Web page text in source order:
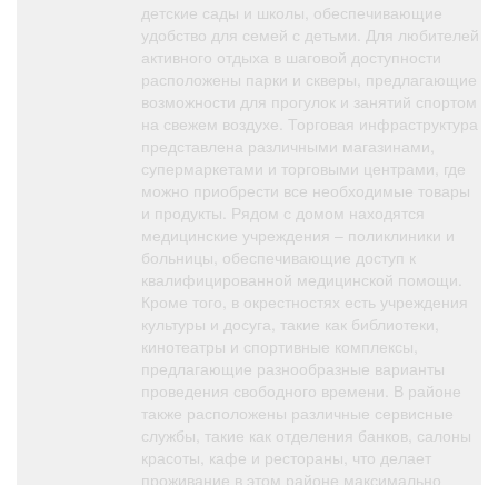
детские сады и школы, обеспечивающие
удобство для семей с детьми. Для любителей
активного отдыха в шаговой доступности
расположены парки и скверы, предлагающие
возможности для прогулок и занятий спортом
на свежем воздухе. Торговая инфраструктура
представлена различными магазинами,
супермаркетами и торговыми центрами, где
можно приобрести все необходимые товары
и продукты. Рядом с домом находятся
медицинские учреждения – поликлиники и
больницы, обеспечивающие доступ к
квалифицированной медицинской помощи.
Кроме того, в окрестностях есть учреждения
культуры и досуга, такие как библиотеки,
кинотеатры и спортивные комплексы,
предлагающие разнообразные варианты
проведения свободного времени. В районе
также расположены различные сервисные
службы, такие как отделения банков, салоны
красоты, кафе и рестораны, что делает
проживание в этом районе максимально